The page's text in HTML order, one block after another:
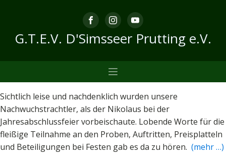
G.T.E.V. D'Simsseer Prutting e.V.
Sichtlich leise und nachdenklich wurden unsere
Nachwuchstrachtler, als der Nikolaus bei der
Jahresabschlussfeier vorbeischaute. Lobende Worte für die
fleißige Teilnahme an den Proben, Auftritten, Preisplatteln
und Beteiligungen bei Festen gab es da zu hören. (mehr …)